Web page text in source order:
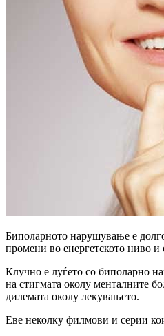
Биполарното нарушување е
промени во енергетското ниво
Клучно е луѓето со биполарно
на стигмата околу менталните
дилемата околу лекувањето.
Еве неколку филмови и серии